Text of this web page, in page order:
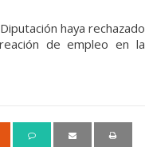
haya rechazado
de empleo en la